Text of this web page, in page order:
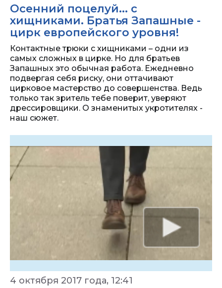
Осенний поцелуй... с
хищниками. Братья Запашные -
цирк европейского уровня!
Контактные трюки с хищниками – одни из
самых сложных в цирке. Но для братьев
Запашных это обычная работа. Ежедневно
подвергая себя риску, они оттачивают
цирковое мастерство до совершенства. Ведь
только так зритель тебе поверит, уверяют
дрессировщики. О знаменитых укротителях -
наш сюжет.
4 октября 2017 года, 12:41